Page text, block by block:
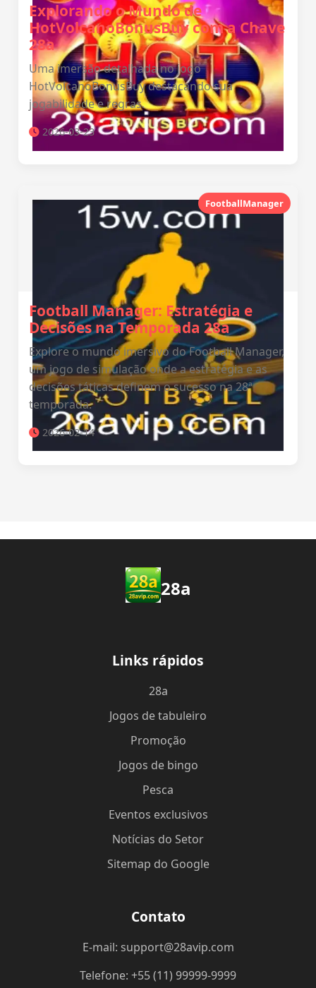
Explorando o Mundo de
HotVolcanoBonusBuy com a Chave
28a
Uma imersão detalhada no jogo
HotVolcanoBonusBuy destacando sua
jogabilidade e regras.
2026-03-23
FootballManager
Football Manager: Estratégia e
Decisões na Temporada 28a
Explore o mundo imersivo do Football Manager,
um jogo de simulação onde a estratégia e as
decisões táticas definem o sucesso na 28ª
temporada.
2026-02-14
28a
Links rápidos
28a
Jogos de tabuleiro
Promoção
Jogos de bingo
Pesca
Eventos exclusivos
Notícias do Setor
Sitemap do Google
Contato
E-mail: support@28avip.com
Telefone: +55 (11) 99999-9999